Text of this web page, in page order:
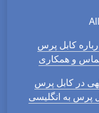
کابل پرس
و همکاری
در کابل پرس
پرس به انگلیسی